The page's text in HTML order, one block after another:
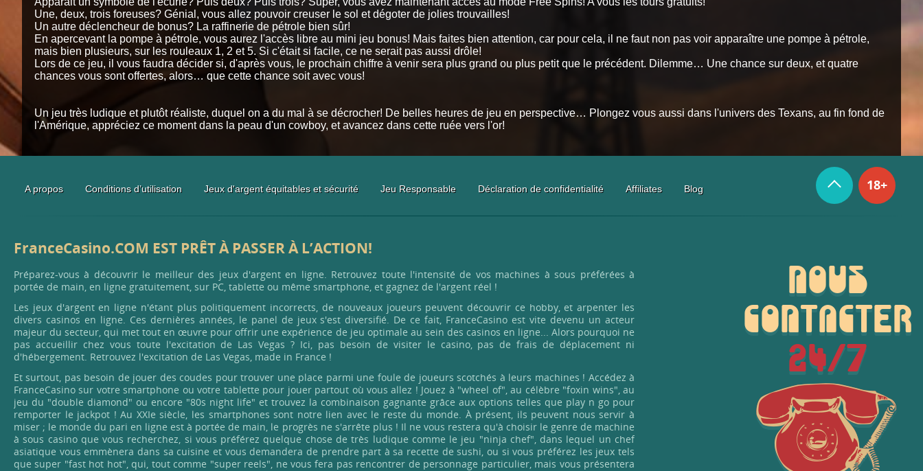
Une, deux, trois foreuses? Génial, vous allez pouvoir creuser le sol et dégoter de jolies trouvailles!
Un autre déclencheur de bonus? La raffinerie de pétrole bien sûr!
En apercevant la pompe à pétrole, vous aurez l'accès libre au mini jeu bonus! Mais faites bien attention, car pour cela, il ne faut non pas voir apparaître une pompe à pétrole,
mais bien plusieurs, sur les rouleaux 1, 2 et 5. Si c'était si facile, ce ne serait pas aussi drôle!
Lors de ce jeu, il vous faudra décider si, d'après vous, le prochain chiffre à venir sera plus grand ou plus petit que le précédent. Dilemme… Une chance sur deux, et quatre
chances vous sont offertes, alors… que cette chance soit avec vous!
Un jeu très ludique et plutôt réaliste, duquel on a du mal à se décrocher! De belles heures de jeu en perspective… Plongez vous aussi dans l'univers des Texans, au fin fond de
l'Amérique, appréciez ce moment dans la peau d'un cowboy, et avancez dans cette ruée vers l'or!
A propos Conditions d’utilisation Jeux d'argent équitables et sécurité Jeu Responsable Déclaration de confidentialité Affiliates Blog 18+
FranceCasino.COM EST PRÊT À PASSER À L’ACTION!
Préparez-vous à découvrir le meilleur des jeux d'argent en ligne. Retrouvez toute l'intensité de vos machines à sous préférées à
portée de main, en ligne gratuitement, sur PC, tablette ou même smartphone, et gagnez de l'argent réel !
Les jeux d'argent en ligne n'étant plus politiquement incorrects, de nouveaux joueurs peuvent découvrir ce hobby, et arpenter les
divers casinos en ligne. Ces dernières années, le panel de jeux s'est diversifié. De ce fait, FranceCasino est vite devenu un acteur
majeur du secteur, qui met tout en œuvre pour offrir une expérience de jeu optimale au sein des casinos en ligne... Alors pourquoi ne
pas accueillir chez vous toute l'excitation de Las Vegas ? Ici, pas besoin de visiter le casino, pas de frais de déplacement ni
d'hébergement. Retrouvez l'excitation de Las Vegas, made in France !
Et surtout, pas besoin de jouer des coudes pour trouver une place parmi une foule de joueurs scotchés à leurs machines ! Accédez à
FranceCasino sur votre smartphone ou votre tablette pour jouer partout où vous allez ! Jouez à "wheel of", au célèbre "foxin wins", au
jeu du "double diamond" ou encore "80s night life" et trouvez la combinaison gagnante grâce aux options telles que play n go pour
remporter le jackpot ! Au XXIe siècle, les smartphones sont notre lien avec le reste du monde. À présent, ils peuvent nous servir à
miser ; le monde du pari en ligne est à portée de main, le progrès ne s'arrête plus ! Il ne vous restera qu'à choisir le genre de machine
à sous casino que vous recherchez, si vous préférez quelque chose de très ludique comme le jeu "ninja chef", dans lequel un chef
asiatique vous emmènera dans sa cuisine et vous demandera de prendre part à sa recette de sushi, ou si vous préférez les jeux tels
que super "fast hot hot", qui, tout comme "super reels", ne vous fera pas rencontrer de personnage particulier, mais vous présentera
NOUS
CONTACTER
24/7